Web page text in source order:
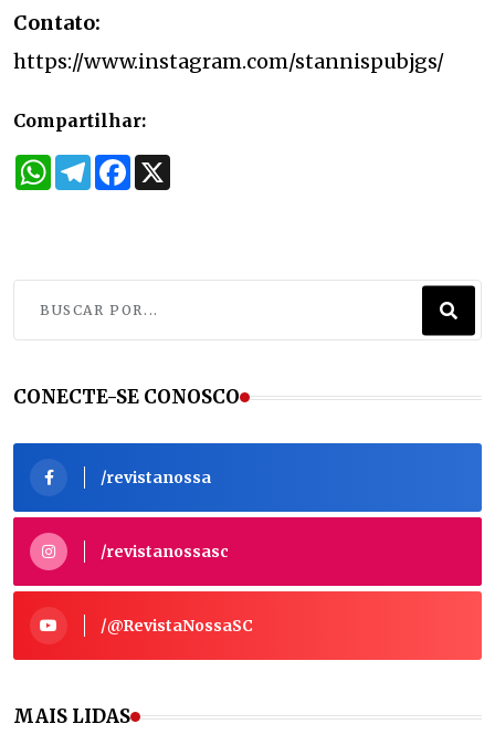
Contato:
https://www.instagram.com/stannispubjgs/
Compartilhar:
WhatsApp
TelegramFacebook
CONECTE-SE CONOSCO
/revistanossa
/revistanossasc
/@RevistaNossaSC
MAIS LIDAS